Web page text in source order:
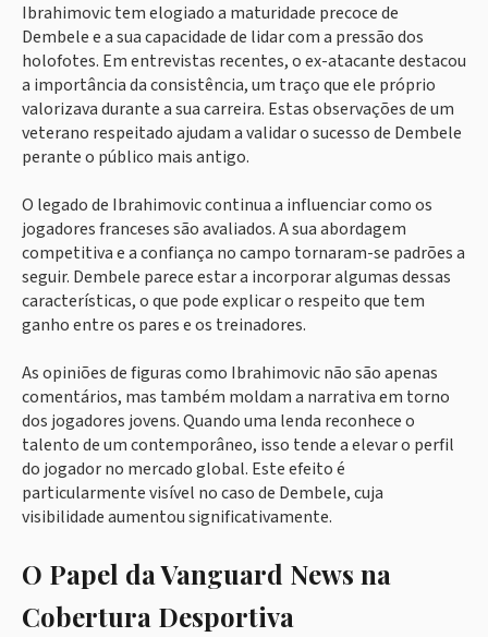
Ibrahimovic tem elogiado a maturidade precoce de
Dembele e a sua capacidade de lidar com a pressão dos
holofotes. Em entrevistas recentes, o ex-atacante destacou
a importância da consistência, um traço que ele próprio
valorizava durante a sua carreira. Estas observações de um
veterano respeitado ajudam a validar o sucesso de Dembele
perante o público mais antigo.
O legado de Ibrahimovic continua a influenciar como os
jogadores franceses são avaliados. A sua abordagem
competitiva e a confiança no campo tornaram-se padrões a
seguir. Dembele parece estar a incorporar algumas dessas
características, o que pode explicar o respeito que tem
ganho entre os pares e os treinadores.
As opiniões de figuras como Ibrahimovic não são apenas
comentários, mas também moldam a narrativa em torno
dos jogadores jovens. Quando uma lenda reconhece o
talento de um contemporâneo, isso tende a elevar o perfil
do jogador no mercado global. Este efeito é
particularmente visível no caso de Dembele, cuja
visibilidade aumentou significativamente.
O Papel da Vanguard News na
Cobertura Desportiva